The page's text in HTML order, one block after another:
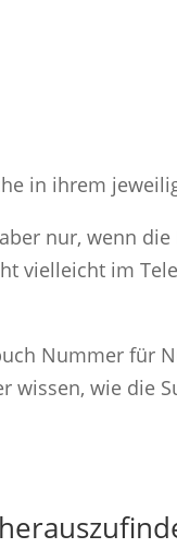
in ihrem
nur, wenn
vielleicht im
Nummer für
wissen, wie die